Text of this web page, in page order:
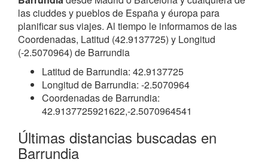
las ciuddes y pueblos de España y éuropa para
planificar sus viajes. Al tiempo le informamos de las
Coordenadas, Latitud (42.9137725) y Longitud
(-2.5070964) de Barrundia
Latitud de Barrundia: 42.9137725
Longitud de Barrundia: -2.5070964
Coordenadas de Barrundia:
42.9137725921622,-2.5070964541
Últimas distancias buscadas en
Barrundia